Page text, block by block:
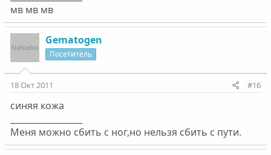
мв мв мв
Gematogen
Посетитель
18 Окт 2011 #16
синяя кожа
Меня можно сбить с ног,но нельзя сбить с пути.